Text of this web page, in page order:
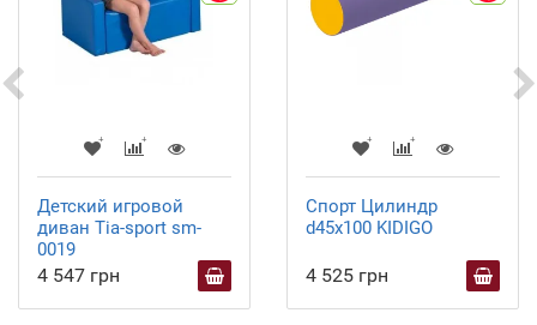
Детский игровой
диван Тia-sport sm-
0019
4 547 грн
Спорт Цилиндр
d45х100 KIDIGO
4 525 грн